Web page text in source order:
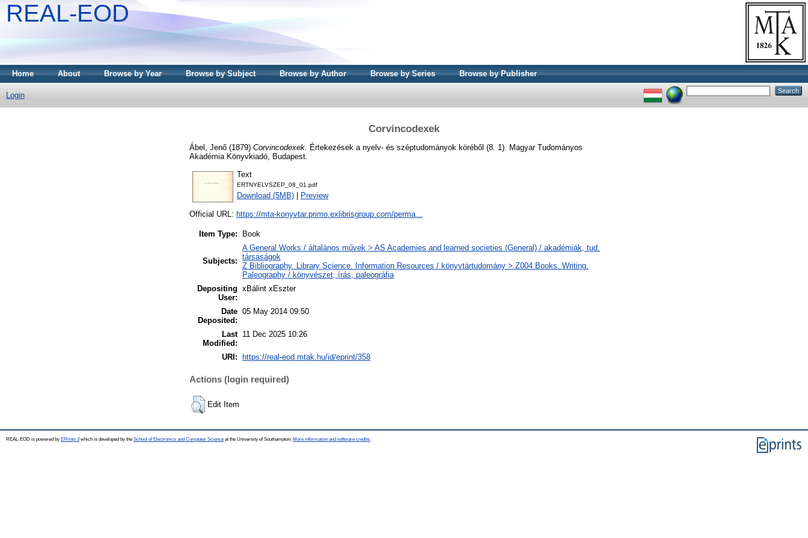
REAL-EOD
Home About Browse by Year Browse by Subject Browse by Author Browse by Series Browse by Publisher
Login
Corvincodexek
Ábel, Jenő (1879) Corvincodexek. Értekezések a nyelv- és széptudományok köréből (8. 1). Magyar Tudományos
Akadémia Könyvkiadó, Budapest.
Text
ERTNYELVSZEP_08_01.pdf
Download (5MB) Preview
Official URL: https://mta-konyvtar.primo.exlibrisgroup.com/perma...
Item Type: Book
Subjects:
A General Works / általános művek > AS Academies and learned societies (General) / akadémiák, tud.
társaságok
Z Bibliography. Library Science. Information Resources / könyvtártudomány > Z004 Books. Writing.
Paleography / könyvészet, írás, paleográfia
Depositing
User:
xBálint xEszter
Date
Deposited:
05 May 2014 09:50
Last
Modified:
11 Dec 2025 10:26
URI: https://real-eod.mtak.hu/id/eprint/358
Actions (login required)
Edit Item
REAL-EOD is powered by EPrints 3which is developed by the School of Electronics and Computer Science at the University of Southampton. More information and software credits